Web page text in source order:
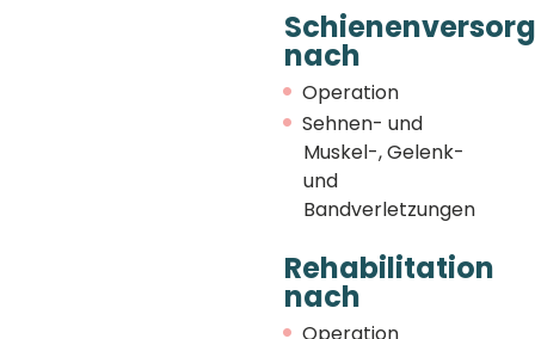
nach
Operation
Sehnen- und
Muskel-, Gelenk-
und
Bandverletzungen
Rehabilitation
nach